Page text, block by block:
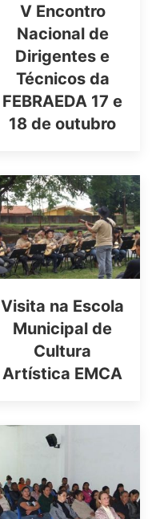
V Encontro
Nacional de
Dirigentes e
Técnicos da
FEBRAEDA 17 e
18 de outubro
Visita na Escola
Municipal de
Cultura
Artística EMCA